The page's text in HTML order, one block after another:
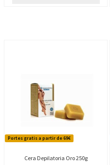
Portes gratis a partir de 69€
Cera Depilatoria Oro 250g